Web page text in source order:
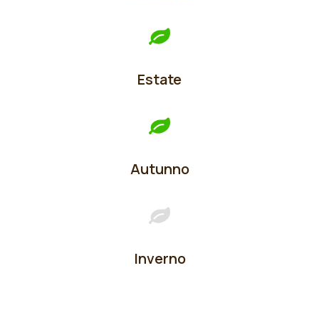
Estate
Autunno
Inverno